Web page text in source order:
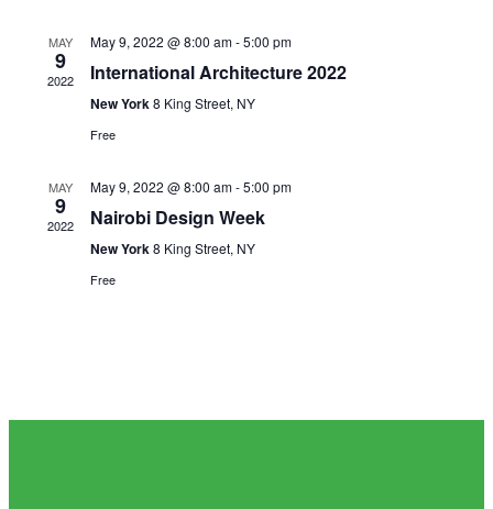
MAY
9
2022
May 9, 2022 @ 8:00 am-5:00 pm
International Architecture 2022
New York8 King Street, NY
Free
MAY
9
2022
May 9, 2022 @ 8:00 am-5:00 pm
Nairobi Design Week
New York8 King Street, NY
Free